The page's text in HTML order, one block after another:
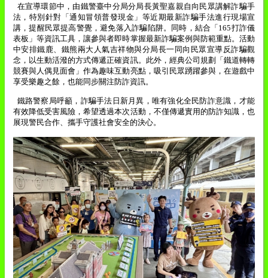
在宣導環節中，由鐵警臺中分局分局長黃聖嘉親自向民眾講解詐騙手
法，特別針對「通知冒領普發現金」等近期最新詐騙手法進行現場宣
講，提醒民眾提高警覺，避免落入詐騙陷阱。同時，結合「165打詐儀
表板」等資訊工具，讓參與者即時掌握最新詐騙案例與防範重點。活動
中安排鐵鹿、鐵熊兩大人氣吉祥物與分局長一同向民眾宣導反詐騙觀
念，以生動活潑的方式傳遞正確資訊。此外，經典公司規劃「鐵道轉轉
競賽與人偶見面會」作為趣味互動亮點，吸引民眾踴躍參與，在遊戲中
享受樂趣之餘，也能同步關注防詐資訊。
鐵路警察局呼籲，詐騙手法日新月異，唯有強化全民防詐意識，才能
有效降低受害風險，希望透過本次活動，不僅傳遞實用的防詐知識，也
展現警民合作、攜手守護社會安全的決心。